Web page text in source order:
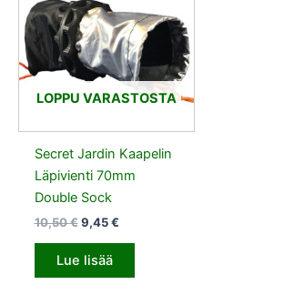
LOPPU VARASTOSTA
Secret Jardin Kaapelin
Läpivienti 70mm
Double Sock
10,50€
10,50 €.
9,45€
9,45 €.
Lue lisää